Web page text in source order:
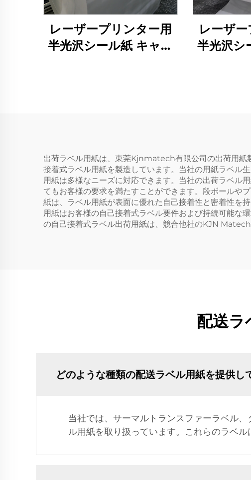
レーザープリンター用
半光沢シール紙 キャス
レーザ
半光沢シ
出荷ラベル用紙は、東莞Kjnmatech有限公司の出荷用紙
接着式ラベル用紙を製造しています。当社の用紙ラベル
用紙は多様なニーズに対応できます。当社の出荷ラベル
てもお客様の要求を満たすことができます。段ボールや
紙は、ラベル用紙が表面に優れた自己接着性と密着性
用紙はお客様の自己接着式ラベル要件および持続可能な
の自己接着式ラベル出荷用紙は、競合他社のKJN
配送ラ
どのような種類の配送ラベル用紙を提供し
当社では、サーマルトランスファーラベル
ル用紙を取り扱っています。これらのラベ